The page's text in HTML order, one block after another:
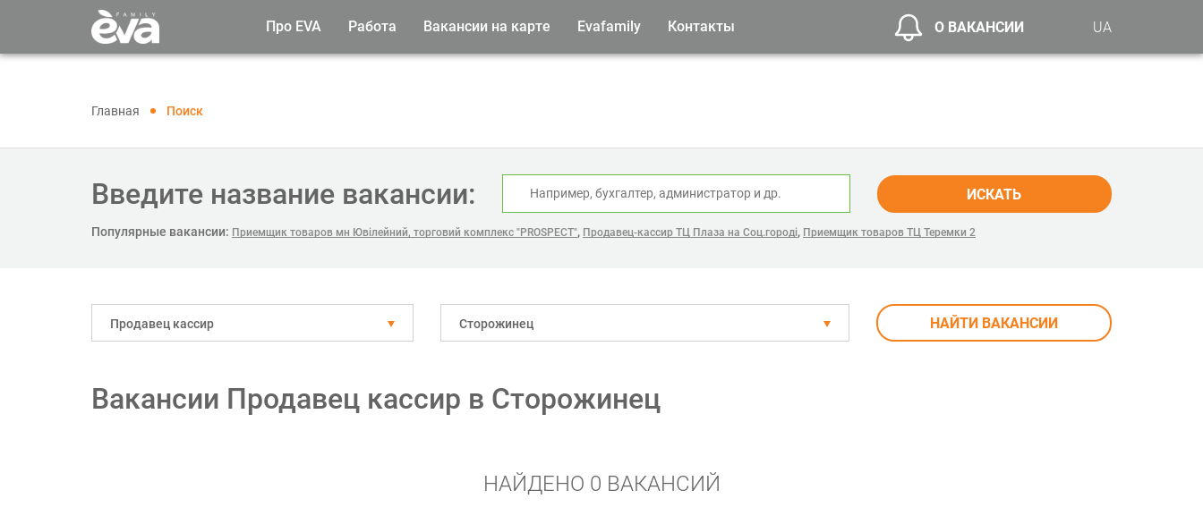
Про EVA Работа Вакансии на карте Evafamily Контакты О ВАКАНСИИ UA
Главная Поиск
Введите название вакансии: ИСКАТЬ
Популярные вакансии: Приемщик товаров мн Ювілейний, торговий комплекс "PROSPECT", Продавец-кассир ТЦ Плаза на Соц.городі, Приемщик товаров ТЦ Теремки 2
Продавец кассир Сторожинец НАЙТИ ВАКАНСИИ
Вакансии Продавец кассир в Сторожинец
НАЙДЕНО 0 ВАКАНСИЙ